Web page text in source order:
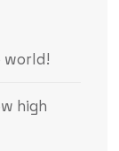
world!
high